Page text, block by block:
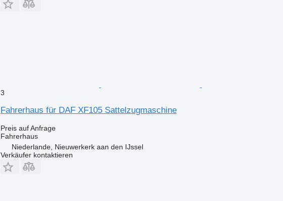
3
Fahrerhaus für DAF XF105 Sattelzugmaschine
Preis auf Anfrage
Fahrerhaus
Niederlande, Nieuwerkerk aan den IJssel
Verkäufer kontaktieren